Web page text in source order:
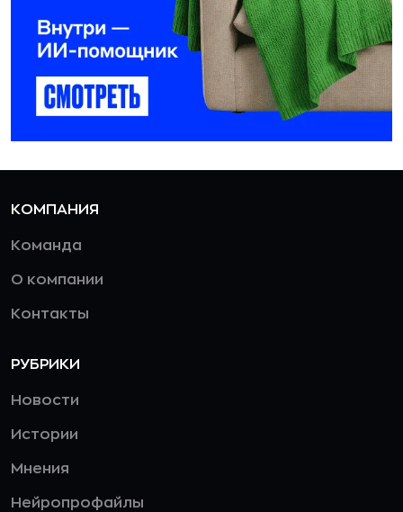
КОМПАНИЯ
Команда
О компании
Контакты
РУБРИКИ
Новости
Истории
Мнения
Нейропрофайлы